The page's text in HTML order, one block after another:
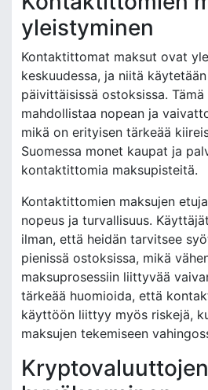
yleistyminen
Kontaktittomat maksut ovat
keskuudessa, ja niitä
päivittäisissä ostoksissa. Tämä
mahdollistaa nopean ja
mikä on erityisen tärkeää
Suomessa monet kaupat ja
kontaktittomia maksupisteitä.
Kontaktittomien maksujen
nopeus ja turvallisuus.
ilman, että heidän tarvitsee
pienissä ostoksissa, mikä
maksuprosessiin liittyvää
tärkeää huomioida, että
käyttöön liittyy myös riskejä,
maksujen tekemiseen
Kryptovaluuttojen